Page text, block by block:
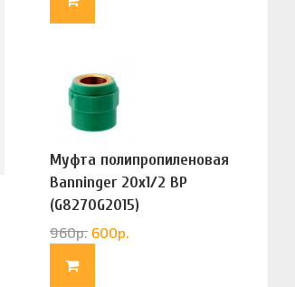
Муфта полипропиленовая
Banninger 20х1/2 ВР
(G8270G2015)
960р. 600р.